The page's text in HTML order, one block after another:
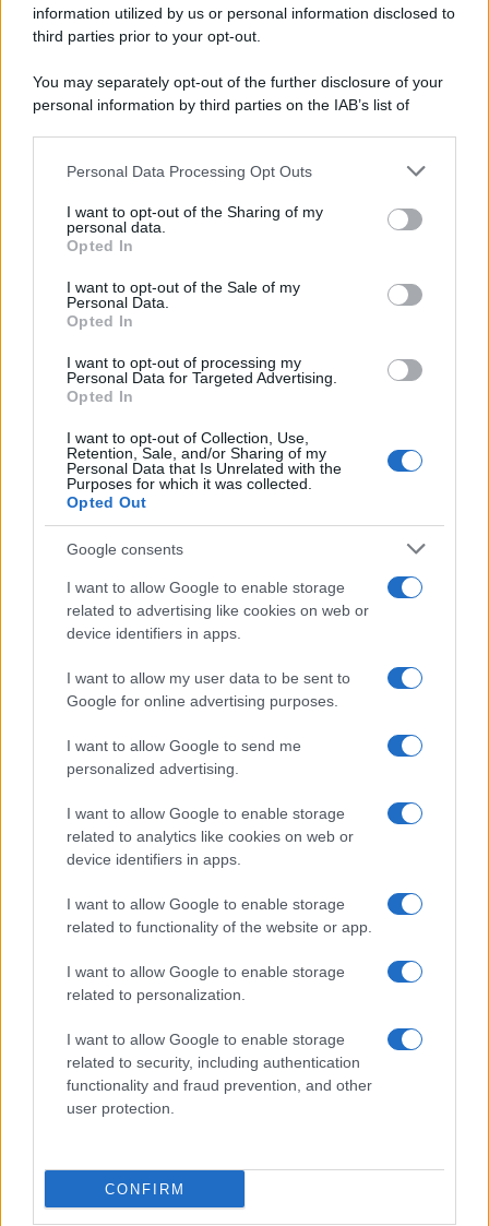
information utilized by us or personal information disclosed to
third parties prior to your opt-out.
You may separately opt-out of the further disclosure of your
personal information by third parties on the IAB’s list of
This information may also be disclosed by us to third parties
disclose it to other third parties.
Please note that this website/app uses one or more Google
services and may gather and store information including but
not limited to your visit or usage behaviour. You may click to
grant or deny consent to Google and its third-party tags to
consent section.
Personal Data Processing Opt Outs
I want to opt-out of the Sharing of my
personal data.
Opted In
I want to opt-out of the Sale of my
Personal Data.
Opted In
I want to opt-out of processing my
Personal Data for Targeted Advertising.
Opted In
I want to opt-out of Collection, Use,
Retention, Sale, and/or Sharing of my
Personal Data that Is Unrelated with the
Purposes for which it was collected.
Opted Out
Google consents
I want to allow Google to enable storage
related to advertising like cookies on web or
device identifiers in apps.
I want to allow my user data to be sent to
Google for online advertising purposes.
I want to allow Google to send me
personalized advertising.
I want to allow Google to enable storage
related to analytics like cookies on web or
device identifiers in apps.
I want to allow Google to enable storage
related to functionality of the website or app.
I want to allow Google to enable storage
related to personalization.
I want to allow Google to enable storage
related to security, including authentication
functionality and fraud prevention, and other
user protection.
CONFIRM
Lgbtqia News
Motors Magazine 365
Day Travel 365
Home Magazine 365
Cineverse Magazine
SecondHomeMagazine
InvestirMag
Germania
Investieren24
UK
News Hub UK
Olanda
Investeren 24